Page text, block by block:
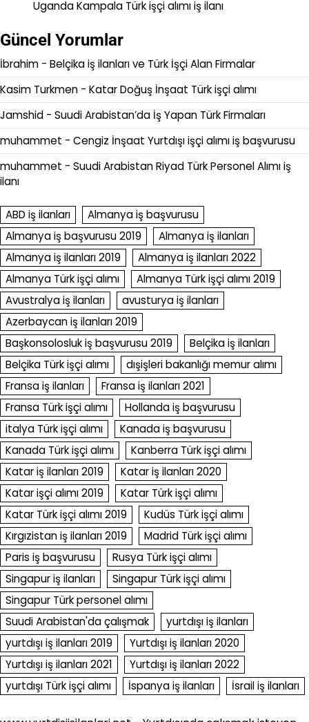
Uganda Kampala Türk işçi alımı iş ilanı
Güncel Yorumlar
İbrahim - Belçika iş ilanları ve Türk İşçi Alan Firmalar
Kasim Turkmen - Katar Doğuş İnşaat Türk işçi alımı
Jamshid - Suudi Arabistan’da İş Yapan Türk Firmaları
muhammet - Cengiz İnşaat Yurtdışı işçi alımı iş başvurusu
muhammet - Suudi Arabistan Riyad Türk Personel Alımı iş
ilanı
ABD iş ilanları
Almanya iş başvurusu
Almanya iş başvurusu 2019
Almanya iş ilanları
Almanya iş ilanları 2019
Almanya iş ilanları 2022
Almanya Türk işçi alımı
Almanya Türk işçi alımı 2019
Avustralya iş ilanları
avusturya iş ilanları
Azerbaycan iş ilanları 2019
Başkonsolosluk iş başvurusu 2019
Belçika iş ilanları
Belçika Türk işçi alımı
dışişleri bakanlığı memur alımı
Fransa iş ilanları
Fransa iş ilanları 2021
Fransa Türk işçi alımı
Hollanda iş başvurusu
italya Türk işçi alımı
Kanada iş başvurusu
Kanada Türk işçi alımı
Kanberra Türk işçi alımı
Katar iş ilanları 2019
Katar iş ilanları 2020
Katar işçi alımı 2019
Katar Türk işçi alımı
Katar Türk işçi alımı 2019
Kudüs Türk işçi alımı
Kırgızistan iş ilanları 2019
Madrid Türk işçi alımı
Paris iş başvurusu
Rusya Türk işçi alımı
Singapur iş ilanları
Singapur Türk işçi alımı
Singapur Türk personel alımı
Suudi Arabistan'da çalışmak
yurtdışı iş ilanları
yurtdışı iş ilanları 2019
Yurtdışı iş ilanları 2020
Yurtdışı iş ilanları 2021
Yurtdışı iş ilanları 2022
yurtdışı Türk işçi alımı
İspanya iş ilanları İsrail iş ilanları